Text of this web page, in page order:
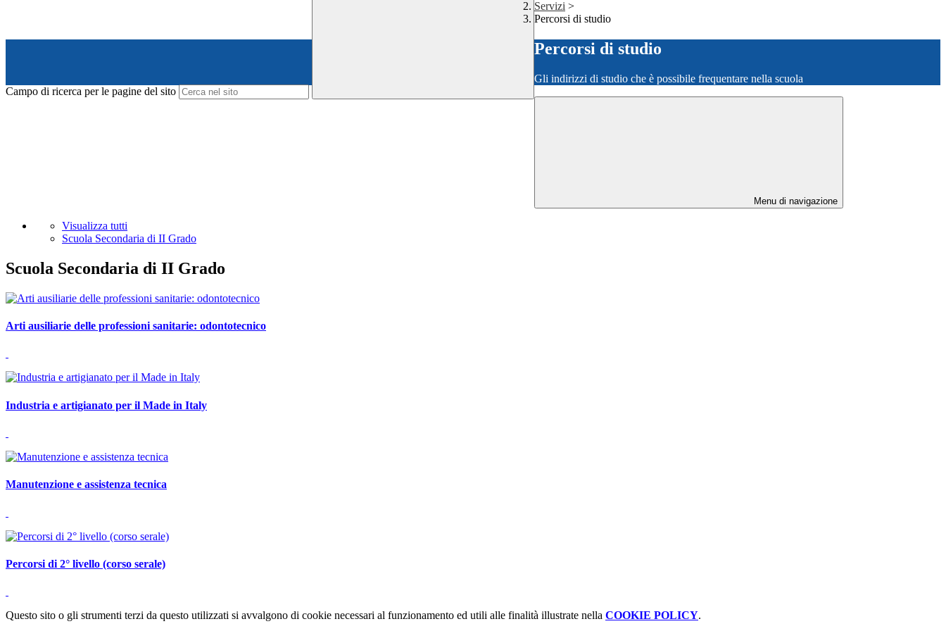
Campo di ricerca per le pagine del sito
Servizi >
Percorsi di studio
Percorsi di studio
Gli indirizzi di studio che è possibile frequentare nella scuola
Menu di navigazione
Visualizza tutti
Scuola Secondaria di II Grado
Scuola Secondaria di II Grado
Arti ausiliarie delle professioni sanitarie: odontotecnico
Industria e artigianato per il Made in Italy
Manutenzione e assistenza tecnica
Percorsi di 2° livello (corso serale)
Questo sito o gli strumenti terzi da questo utilizzati si avvalgono di cookie necessari al funzionamento ed utili alle finalità illustrate nella COOKIE POLICY.